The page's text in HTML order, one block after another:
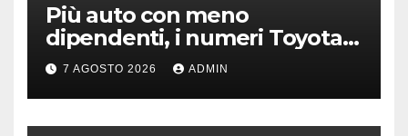
Più auto con meno
dipendenti, i numeri Toyota
che “scuotono” Volkswagen
7 AGOSTO 2026 ADMIN